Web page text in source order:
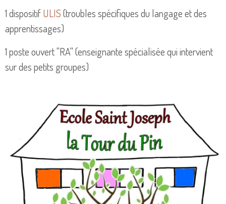
1 dispositifULIS(troubles spécifiques du langage et des
apprentissages)
1 poste ouvert "RA" (enseignante spécialisée qui intervient
sur des petits groupes)